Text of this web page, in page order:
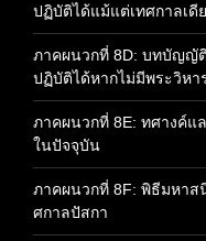
ปฏิบัติได้แม้แต่เทศกาลเดี
ภาคผนวกที่ 8D: บทบัญญั
ปฏิบัติได้หากไม่มีพระวิหา
ภาคผนวกที่ 8E: ทศางค์แ
ในปัจจุบัน
ภาคผนวกที่ 8F: พิธีมหาส
ศกาลปัสกา